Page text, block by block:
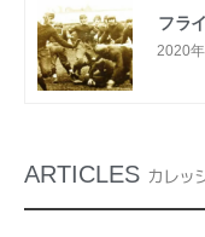
フラ
2020
ARTICLES カレッ